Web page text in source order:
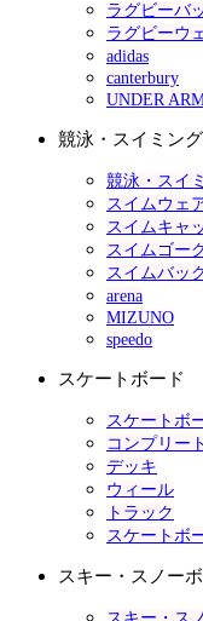
ラグビーバ
ラグビーウ
adidas
canterbury
UNDER
競泳・スイミング
競泳・スイ
スイムウェ
スイムキャ
スイムゴー
スイムバッ
arena
MIZUNO
speedo
スケートボード
スケートボ
コンプリー
デッキ
ウィール
トラック
スケートボ
スキー・スノー